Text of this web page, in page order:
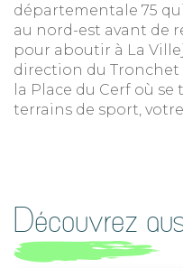
départementale 75
au nord-est avant de
pour aboutir à La
direction du Tronchet
la Place du Cerf où
terrains de sport,
Découvrez